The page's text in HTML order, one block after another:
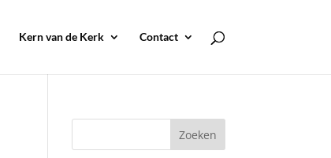
Kern van de Kerk Contact